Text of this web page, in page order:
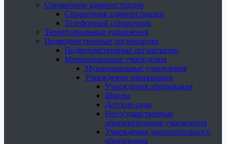
Справочник администрации
Справочник администрации
Телефонный справочник
Территориальные управления
Подведомственные организации
Подведомственные организации
Муниципальные учреждения
Муниципальные учреждения
Учреждения образования
Учреждения образования
Школы
Детские сады
Негосударственные
образовательные учреждения
Учреждения дополнительного
образования